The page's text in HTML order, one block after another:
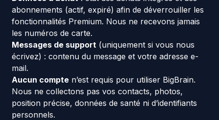
abonnements (actif, expiré) afin de déverrouiller les
fonctionnalités Premium. Nous ne recevons jamais
les numéros de carte.
Messages de support (uniquement si vous nous
écrivez) : contenu du message et votre adresse e-
mail.
Aucun compte n’est requis pour utiliser BigBrain.
Nous ne collectons pas vos contacts, photos,
position précise, données de santé ni d’identifiants
personnels.